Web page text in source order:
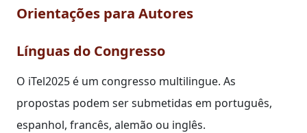
Orientações para Autores
Línguas do Congresso
O iTel2025 é um congresso multilingue. As
propostas podem ser submetidas em português,
espanhol, francês, alemão ou inglês.